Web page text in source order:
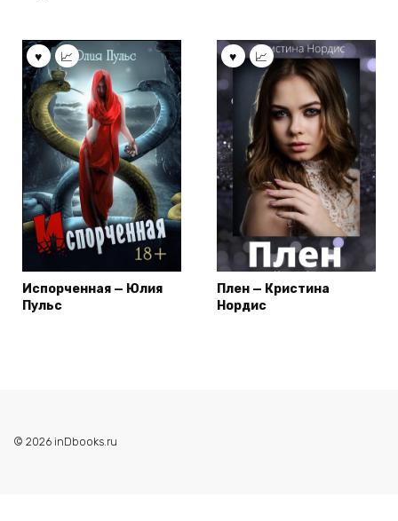
Испорченная — Юлия
Пульс
Плен — Кристина
Нордис
© 2026 inDbooks.ru